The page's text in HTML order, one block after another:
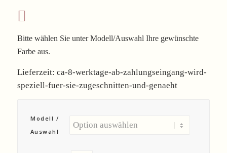
Bitte wählen Sie unter Modell/Auswahl Ihre gewünschte
Farbe aus.
Lieferzeit: ca-8-werktage-ab-zahlungseingang-wird-
speziell-fuer-sie-zugeschnitten-und-genaeht
Modell /
Auswahl